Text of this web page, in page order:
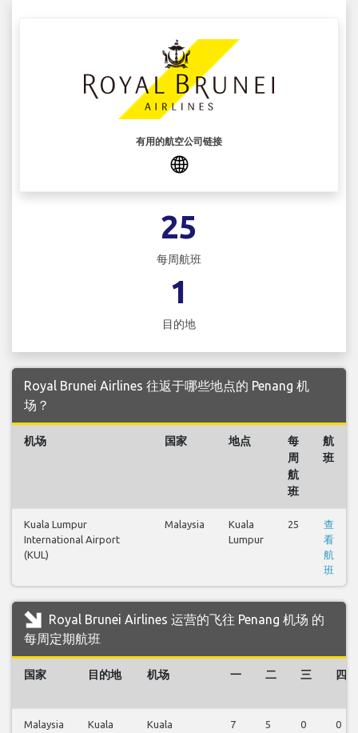
有用的航空公司链接
25
每周航班
1
目的地
Royal Brunei Airlines 往返于哪些地点的 Penang 机
场？
机场 国家 地点
每
周
航
班
航
班
Kuala Lumpur
International Airport
(KUL)
Malaysia
Kuala
Lumpur
25
查
看
航
班
Royal Brunei Airlines 运营的飞往 Penang 机场 的
每周定期航班
国家 目的地 机场 一 二 三 四
Malaysia
Kuala
Kuala
7 5 0 0